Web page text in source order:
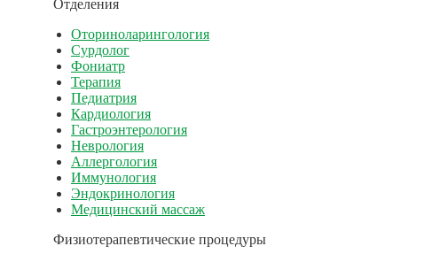
Отделения
Оториноларингология
Сурдолог
Фониатр
Терапия
Педиатрия
Кардиология
Гастроэнтерология
Неврология
Аллергология
Иммунология
Эндокринология
Медицинский массаж
Физиотерапевтические процедуры